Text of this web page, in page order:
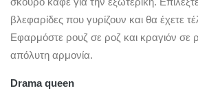
βλεφαρίδες που γυρίζουν και θα έχετε
Εφαρμόστε ρουζ σε ροζ και κραγιόν σε
απόλυτη αρμονία.
Drama queen